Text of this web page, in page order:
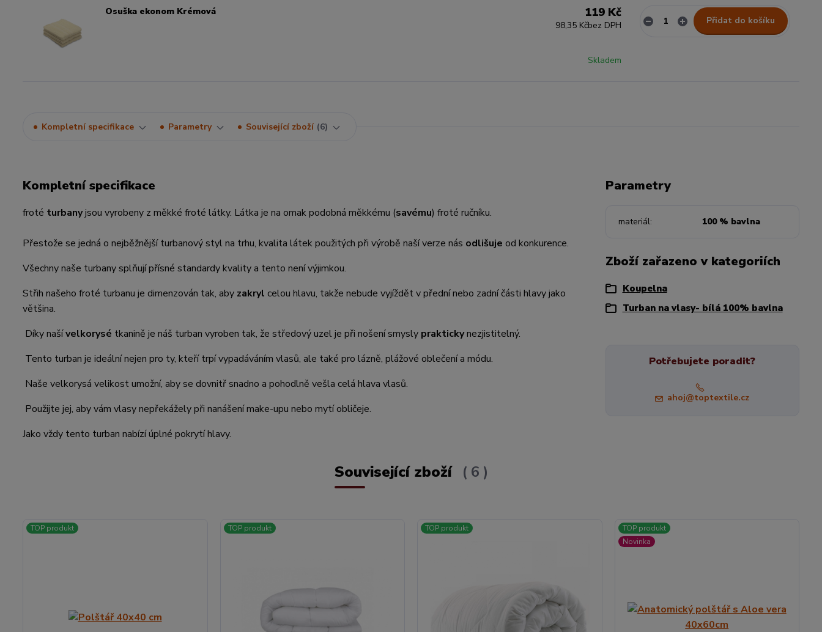
Osuška ekonom Krémová 119 Kč
98,35 Kčbez DPH
Skladem
Přidat do košíku
Kompletní specifikace Parametry Související zboží 6
Kompletní specifikace
froté turbanyjsou vyrobeny z měkké froté látky. Látka je na omak podobná měkkému (savému) froté ručníku.
Přestože se jedná o nejběžnější turbanový styl na trhu, kvalita látek použitých při výrobě naší verze nás odlišuje od konkurence.
Všechny naše turbany splňují přísné standardy kvality a tento není výjimkou.
Střih našeho froté turbanu je dimenzován tak, aby zakryl celou hlavu, takže nebude vyjíždět v přední nebo zadní části hlavy jako
většina.
Díky našívelkorysé tkanině je náš turban vyroben tak, že středový uzel je při nošení smysly praktickynezjistitelný.
Tento turban je ideální nejen pro ty, kteří trpí vypadáváním vlasů, ale také pro lázně, plážové oblečení a módu.
Naše velkorysá velikost umožní, aby se dovnitř snadno a pohodlně vešla celá hlava vlasů.
Použijte jej, aby vám vlasy nepřekážely při nanášení make-upu nebo mytí obličeje.
Jako vždy tento turban nabízí úplné pokrytí hlavy.
Parametry
materiál 100 % bavlna
Zboží zařazeno v kategoriích
Koupelna
Turban na vlasy- bílá 100% bavlna
Potřebujete poradit?
ahoj@toptextile.cz
Související zboží 6
TOP produkt TOP produkt TOP produkt
TOP produkt
Novinka